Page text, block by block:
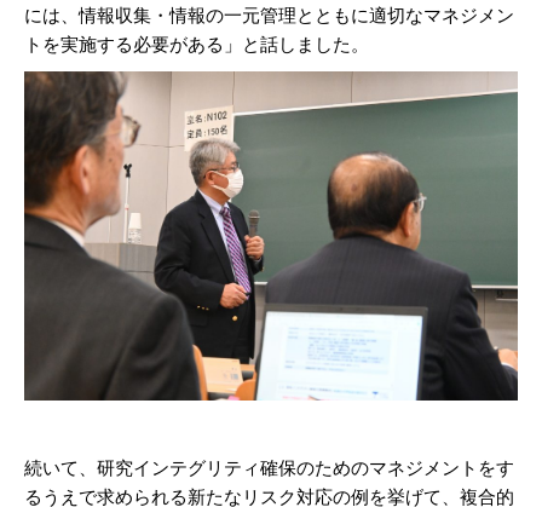
には、情報収集・情報の一元管理とともに適切なマネジメン
トを実施する必要がある」と話しました。
続いて、研究インテグリティ確保のためのマネジメントをす
るうえで求められる新たなリスク対応の例を挙げて、複合的